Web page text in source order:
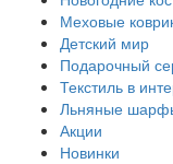
Меховые
Детский мир
Подарочный
Текстиль в
Льняные
Акции
Новинки